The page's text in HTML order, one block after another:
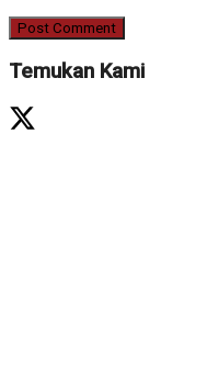
Temukan Kami